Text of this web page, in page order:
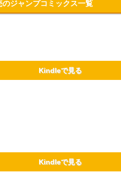
のジャンプコミックス一覧
Kindleで見る
Kindleで見る